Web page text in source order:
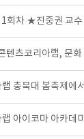
1회차 ★진중권 교
텐츠코리아랩, 문
충북대 봄축제에
아이코마 아카데